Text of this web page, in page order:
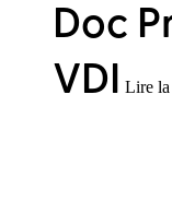
Doc
VDI Lire la